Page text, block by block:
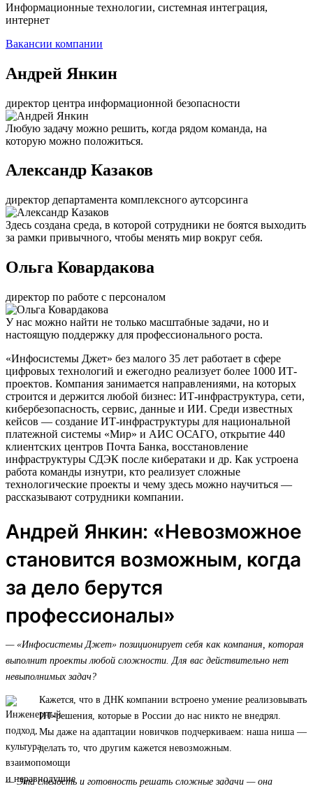
Информационные технологии, системная интеграция,
интернет
Вакансии компании
Андрей Янкин
директор центра информационной безопасности
Любую задачу можно решить, когда рядом команда, на
которую можно положиться.
Александр Казаков
директор департамента комплексного аутсорсинга
Здесь создана среда, в которой сотрудники не боятся выходить
за рамки привычного, чтобы менять мир вокруг себя.
Ольга Ковардакова
директор по работе с персоналом
У нас можно найти не только масштабные задачи, но и
настоящую поддержку для профессионального роста.
«Инфосистемы Джет» без малого 35 лет работает в сфере
цифровых технологий и ежегодно реализует более 1000 ИТ-
проектов. Компания занимается направлениями, на которых
строится и держится любой бизнес: ИТ-инфраструктура, сети,
кибербезопасность, сервис, данные и ИИ. Среди известных
кейсов — создание ИТ-инфраструктуры для национальной
платежной системы «Мир» и АИС ОСАГО, открытие 440
клиентских центров Почта Банка, восстановление
инфраструктуры СДЭК после кибератаки и др. Как устроена
работа команды изнутри, кто реализует сложные
технологические проекты и чему здесь можно научиться —
рассказывают сотрудники компании.
Андрей Янкин: «Невозможное
становится возможным, когда
за дело берутся
профессионалы»
— «Инфосистемы Джет» позиционирует себя как компания, которая
выполнит проекты любой сложности. Для вас действительно нет
невыполнимых задач?
Кажется, что в ДНК компании встроено умение реализовывать
ИТ-решения, которые в России до нас никто не внедрял.
Мы даже на адаптации новичков подчеркиваем: наша ниша —
делать то, что другим кажется невозможным.
— Эта смелость и готовность решать сложные задачи — она